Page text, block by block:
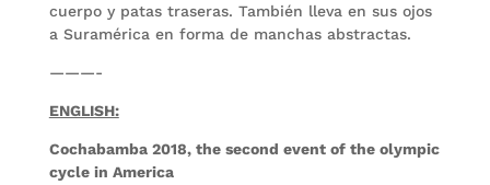
cuerpo y patas traseras. También lleva en sus ojos
a Suramérica en forma de manchas abstractas.
———-
ENGLISH:
Cochabamba 2018, the second event of the olympic
cycle in America